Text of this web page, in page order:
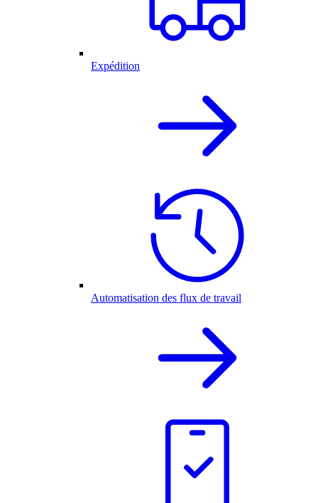
Expédition
Automatisation des flux de travail